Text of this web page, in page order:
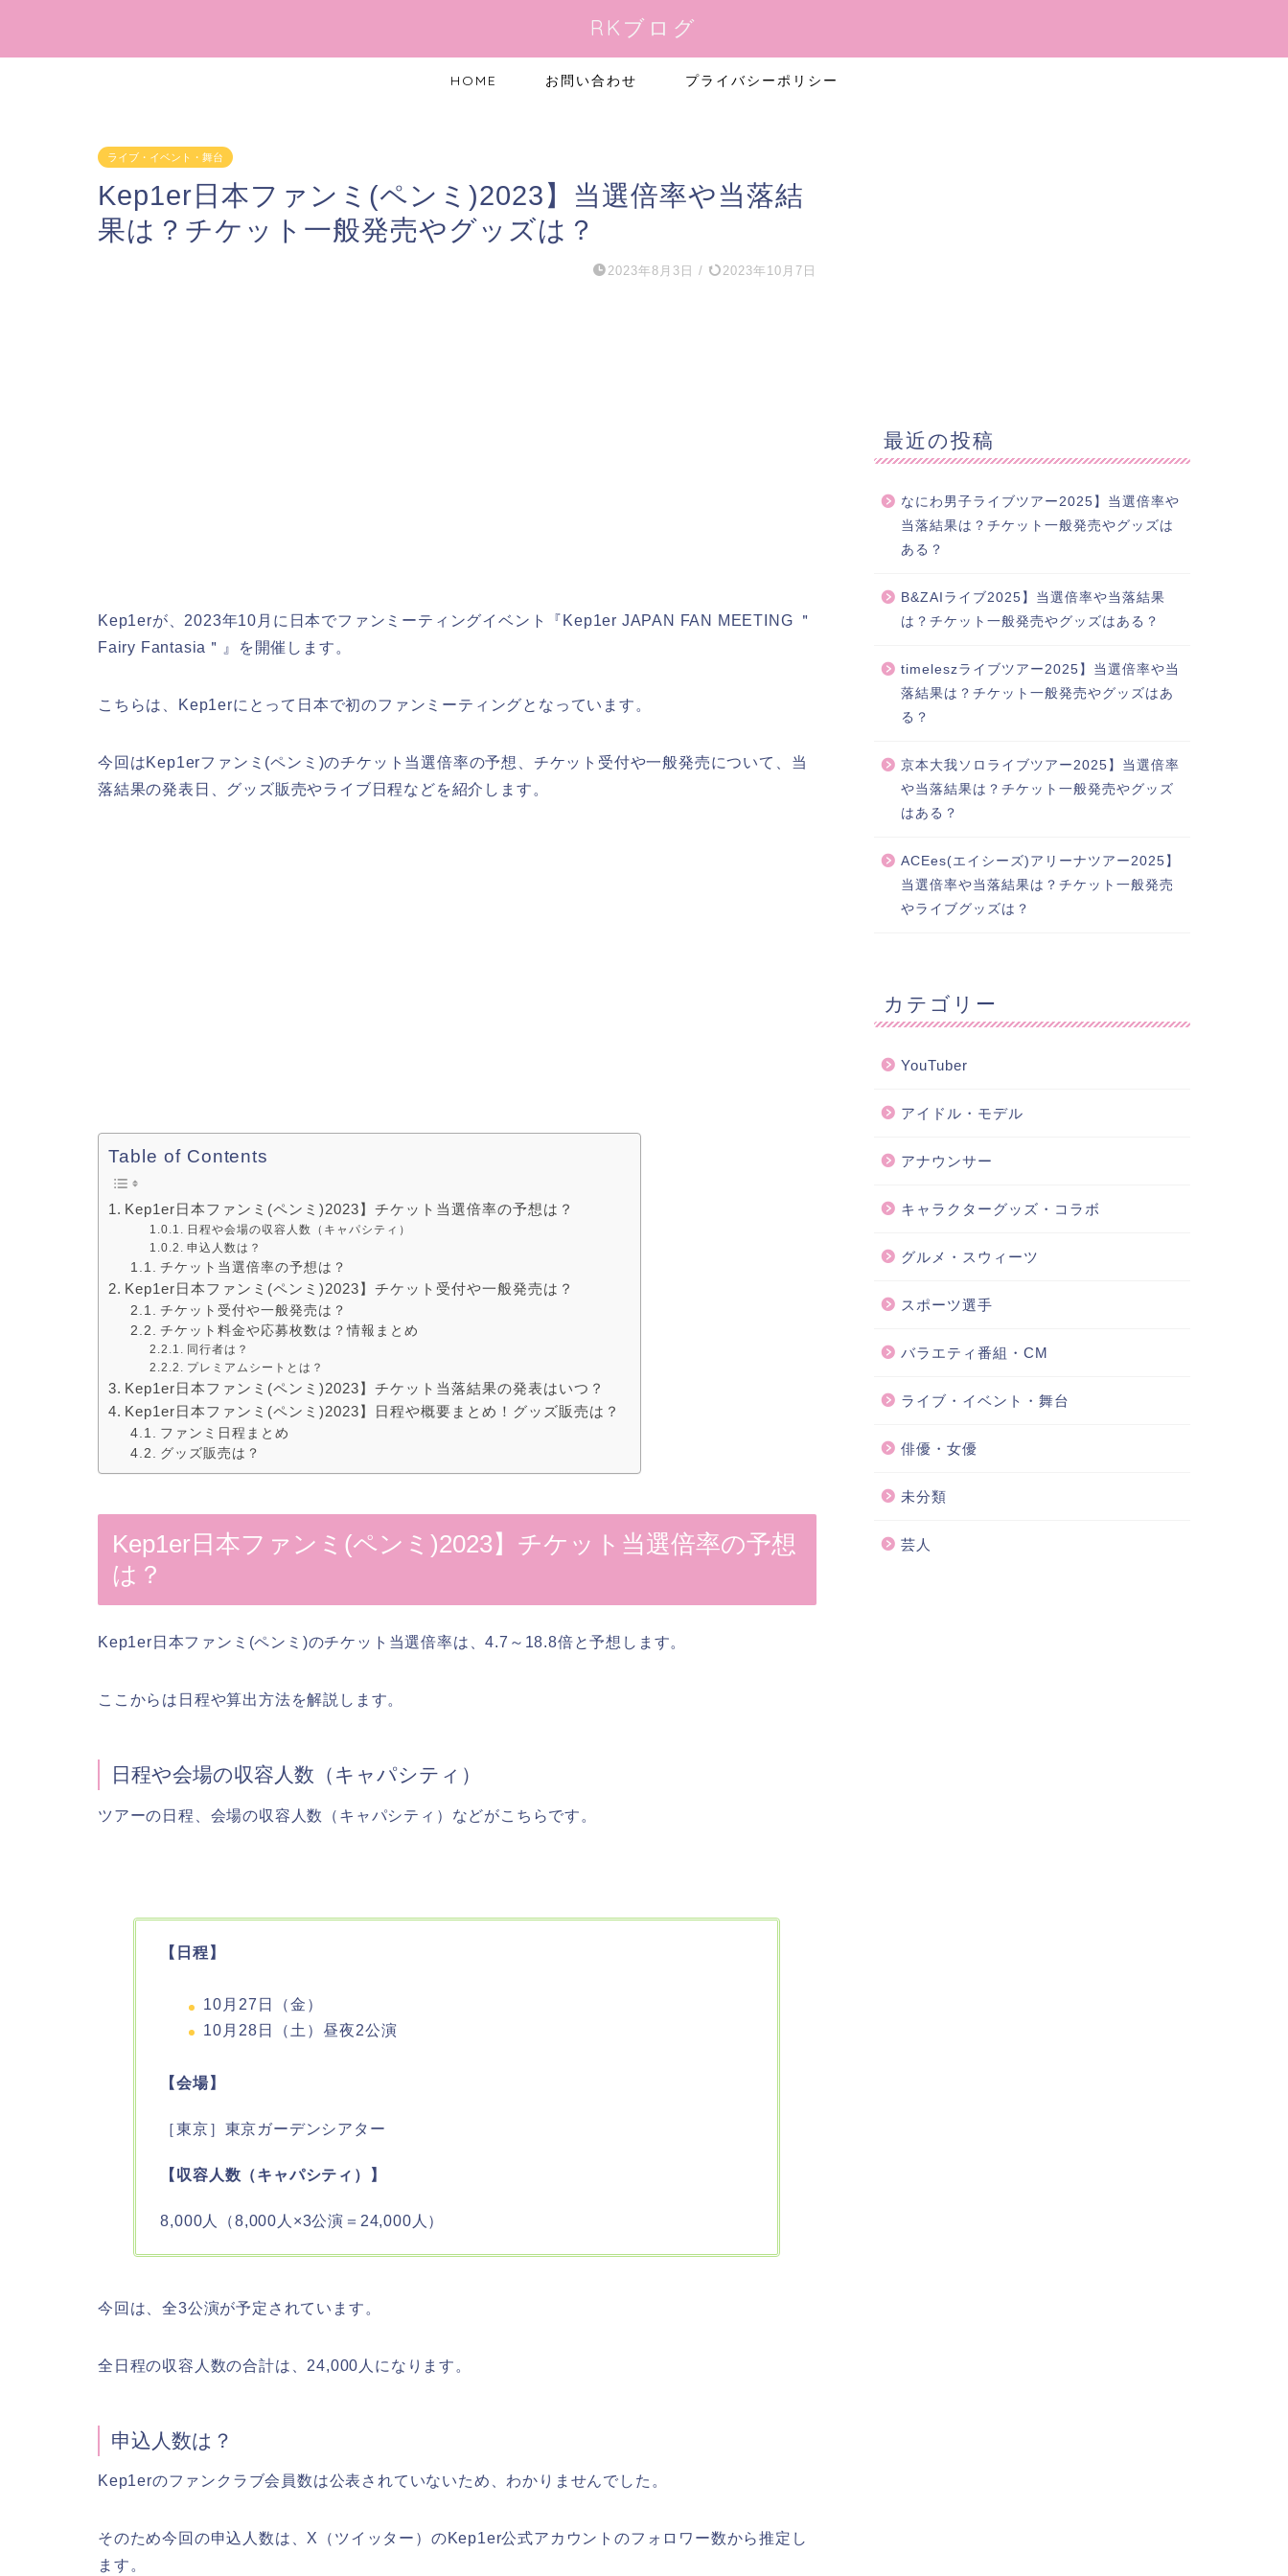
RKブログ
HOME お問い合わせ プライバシーポリシー
ライブ・イベント・舞台
Kep1er日本ファンミ(ペンミ)2023】当選倍率や当落結
果は？チケット一般発売やグッズは？
2023年8月3日 / 2023年10月7日
Kep1erが、2023年10月に日本でファンミーティングイベント『Kep1er JAPAN FAN MEETING ＂
Fairy Fantasia＂』を開催します。
こちらは、Kep1erにとって日本で初のファンミーティングとなっています。
今回はKep1erファンミ(ペンミ)のチケット当選倍率の予想、チケット受付や一般発売について、当
落結果の発表日、グッズ販売やライブ日程などを紹介します。
Table of Contents
Kep1er日本ファンミ(ペンミ)2023】チケット当選倍率の予想は？
日程や会場の収容人数（キャパシティ）
申込人数は？
チケット当選倍率の予想は？
Kep1er日本ファンミ(ペンミ)2023】チケット受付や一般発売は？
チケット受付や一般発売は？
チケット料金や応募枚数は？情報まとめ
同行者は？
プレミアムシートとは？
Kep1er日本ファンミ(ペンミ)2023】チケット当落結果の発表はいつ？
Kep1er日本ファンミ(ペンミ)2023】日程や概要まとめ！グッズ販売は？
ファンミ日程まとめ
グッズ販売は？
Kep1er日本ファンミ(ペンミ)2023】チケット当選倍率の予想
は？
Kep1er日本ファンミ(ペンミ)のチケット当選倍率は、4.7～18.8倍と予想します。
ここからは日程や算出方法を解説します。
日程や会場の収容人数（キャパシティ）
ツアーの日程、会場の収容人数（キャパシティ）などがこちらです。
【日程】
10月27日（金）
10月28日（土）昼夜2公演
【会場】
［東京］東京ガーデンシアター
【収容人数（キャパシティ）】
8,000人（8,000人×3公演＝24,000人）
今回は、全3公演が予定されています。
全日程の収容人数の合計は、24,000人になります。
申込人数は？
Kep1erのファンクラブ会員数は公表されていないため、わかりませんでした。
そのため今回の申込人数は、X（ツイッター）のKep1er公式アカウントのフォロワー数から推定し
ます。
最近の投稿
なにわ男子ライブツアー2025】当選倍率や
当落結果は？チケット一般発売やグッズは
ある？
B&ZAIライブ2025】当選倍率や当落結果
は？チケット一般発売やグッズはある？
timeleszライブツアー2025】当選倍率や当
落結果は？チケット一般発売やグッズはあ
る？
京本大我ソロライブツアー2025】当選倍率
や当落結果は？チケット一般発売やグッズ
はある？
ACEes(エイシーズ)アリーナツアー2025】
当選倍率や当落結果は？チケット一般発売
やライブグッズは？
カテゴリー
YouTuber
アイドル・モデル
アナウンサー
キャラクターグッズ・コラボ
グルメ・スウィーツ
スポーツ選手
バラエティ番組・CM
ライブ・イベント・舞台
俳優・女優
未分類
芸人